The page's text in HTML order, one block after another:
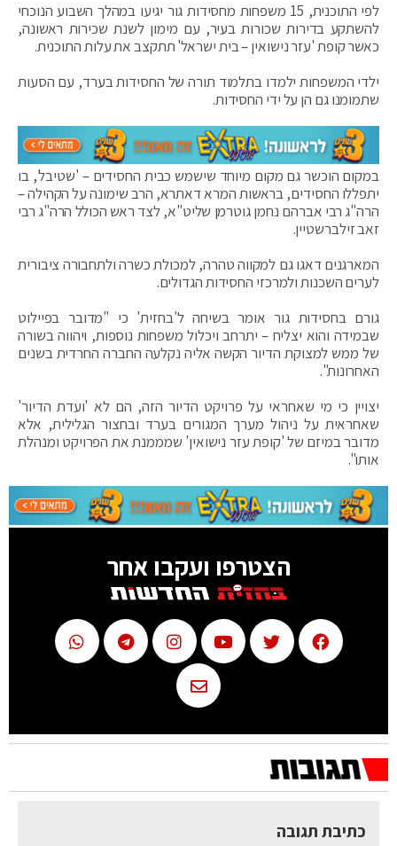
לפי התוכנית, 15 משפחות מחסידות גור יגיעו במהלך השבוע הנוכחי
להשתקע בדירות שכורות בעיר, עם מימון לשנת שכירות ראשונה,
כאשר קופת 'עזר נישואין – בית ישראל' תתקצב את עלות התוכנית.
ילדי המשפחות ילמדו בתלמוד תורה של החסידות בערד, עם הסעות
שתמומנו גם הן על ידי החסידות.
במקום הוכשר גם מקום מיוחד שישמש כבית החסידים – 'שטיבל', בו
יתפללו החסידים, בראשות המרא דאתרא, הרב שימונה על הקהילה –
הרה"ג רבי אברהם נחמן גוטרמן שליט"א, לצד ראש הכולל הרה"ג רבי
זאב זילברשטיין.
המארגנים דאגו גם למקווה טהרה, למכולת כשרה ולתחבורה ציבורית
לערים השכנות ולמרכזי החסידות הגדולים.
גורם בחסידות גור אומר בשיחה ל'בחזית' כי "מדובר בפיילוט
שבמידה והוא יצליח – יתרחב ויכלול משפחות נוספות, ויהווה בשורה
של ממש למצוקת הדיור הקשה אליה נקלעה החברה החרדית בשנים
האחרונות".
יצויין כי מי שאחראי על פרויקט הדיור הזה, הם לא 'ועדת הדיור'
שאחראית על ניהול מערך המגורים בערד ובחצור הגלילית, אלא
מדובר במיזם של 'קופת עזר נישואין' שמממנת את הפרויקט ומנהלת
אותו".
הצטרפו ועקבו אחר
כתיבת תגובה